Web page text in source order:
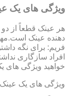
ویژگی های یک
هر عینک قطعاً از
دهنده عینک
فریم: برای نگه
افراد سازگاری
خواهید ویژگی های
ویژگی های یک